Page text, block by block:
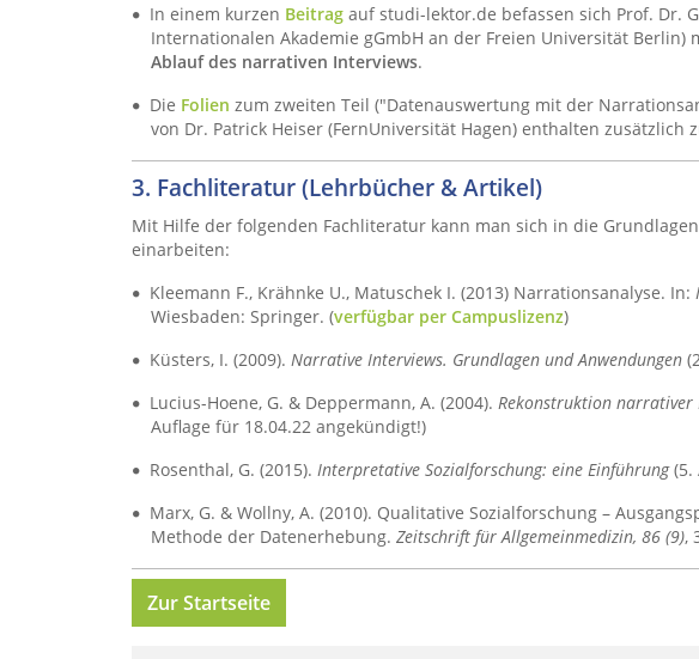
In einem kurzen Beitragauf studi-lektor.de befassen sich Prof. Dr.
Internationalen Akademie gGmbH an der Freien Universität
Ablauf des narrativen Interviews.
Die Folien zum zweiten Teil ("Datenauswertung mit der
von Dr. Patrick Heiser (FernUniversität Hagen) enthalten
3. Fachliteratur (Lehrbücher & Artikel)
Mit Hilfe der folgenden Fachliteratur kann man sich in die
einarbeiten:
Kleemann F., Krähnke U., Matuschek I. (2013) Narrationsanalyse. In:
Wiesbaden: Springer. (verfügbar per Campuslizenz)
Küsters, I. (2009). Narrative Interviews. Grundlagen und Anwendungen
Lucius-Hoene, G. & Deppermann, A. (2004). Rekonstruktion narrativer
Auflage für 18.04.22 angekündigt!)
Rosenthal, G. (2015). Interpretative Sozialforschung: eine Einführung(5.
Marx, G. & Wollny, A. (2010). Qualitative Sozialforschung –
Methode der Datenerhebung. Zeitschrift für Allgemeinmedizin, 86 (9),
Zur Startseite